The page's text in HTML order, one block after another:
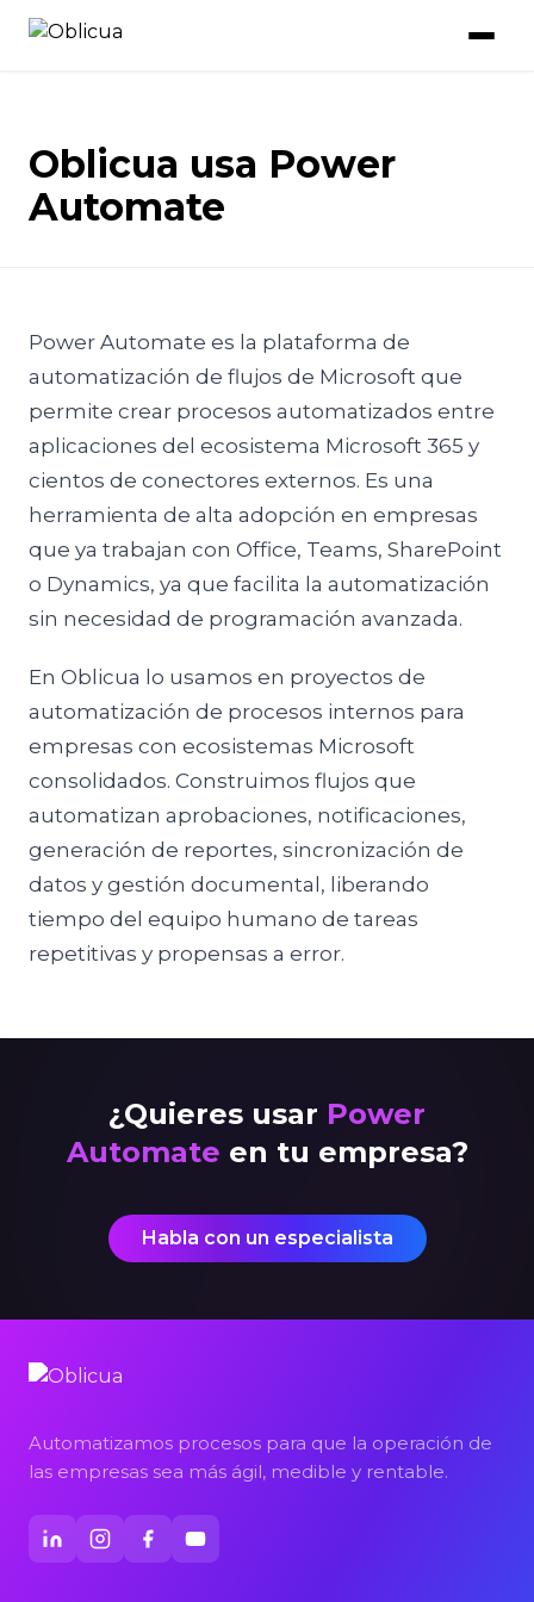
Oblicua usa Power
Automate
Power Automate es la plataforma de
automatización de flujos de Microsoft que
permite crear procesos automatizados entre
aplicaciones del ecosistema Microsoft 365 y
cientos de conectores externos. Es una
herramienta de alta adopción en empresas
que ya trabajan con Office, Teams, SharePoint
o Dynamics, ya que facilita la automatización
sin necesidad de programación avanzada.
En Oblicua lo usamos en proyectos de
automatización de procesos internos para
empresas con ecosistemas Microsoft
consolidados. Construimos flujos que
automatizan aprobaciones, notificaciones,
generación de reportes, sincronización de
datos y gestión documental, liberando
tiempo del equipo humano de tareas
repetitivas y propensas a error.
¿Quieres usar Power
Automate en tu empresa?
Habla con un especialista
Automatizamos procesos para que la operación de
las empresas sea más ágil, medible y rentable.